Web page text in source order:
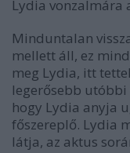
Lydia vonzalmára
Minduntalan
mellett áll, ez
meg Lydia, itt
legerősebb utóbbi
hogy Lydia anyja
főszereplő. Lydia
látja, az aktus